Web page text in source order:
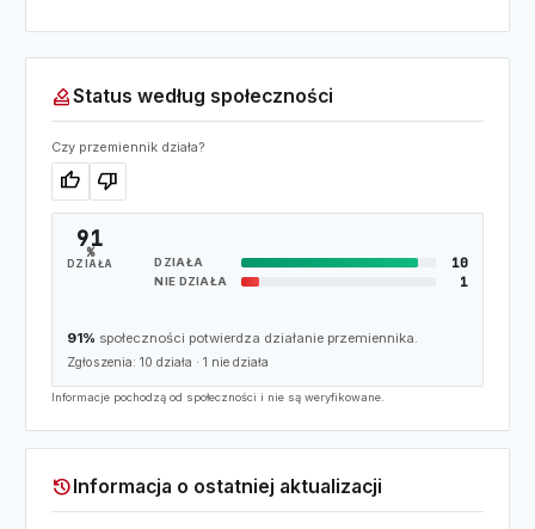
how_to_voteStatus według społeczności
Czy przemiennik działa?
thumb_up thumb_down
91
%
DZIAŁA DZIAŁA 10
NIE DZIAŁA 1
91% społeczności potwierdza działanie przemiennika.
Zgłoszenia: 10 działa · 1 nie działa
Informacje pochodzą od społeczności i nie są weryfikowane.
history Informacja o ostatniej aktualizacji